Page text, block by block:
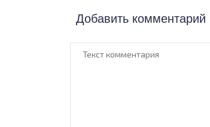
Добавить комментарий